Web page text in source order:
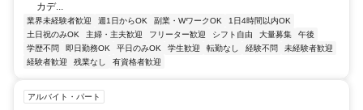
カデ...
業界未経験者歓迎 週1日からOK 副業・WワークOK
1日4時間以内OK
土日祝のみOK
主婦・主夫歓迎 フリーター歓迎 シフト自由 大量募集
午後
学歴不問
即日勤務OK 平日のみOK 学生歓迎 転勤なし 経験不問
未経験者歓迎
経験者歓迎
残業なし 有資格者歓迎
アルバイト・パート